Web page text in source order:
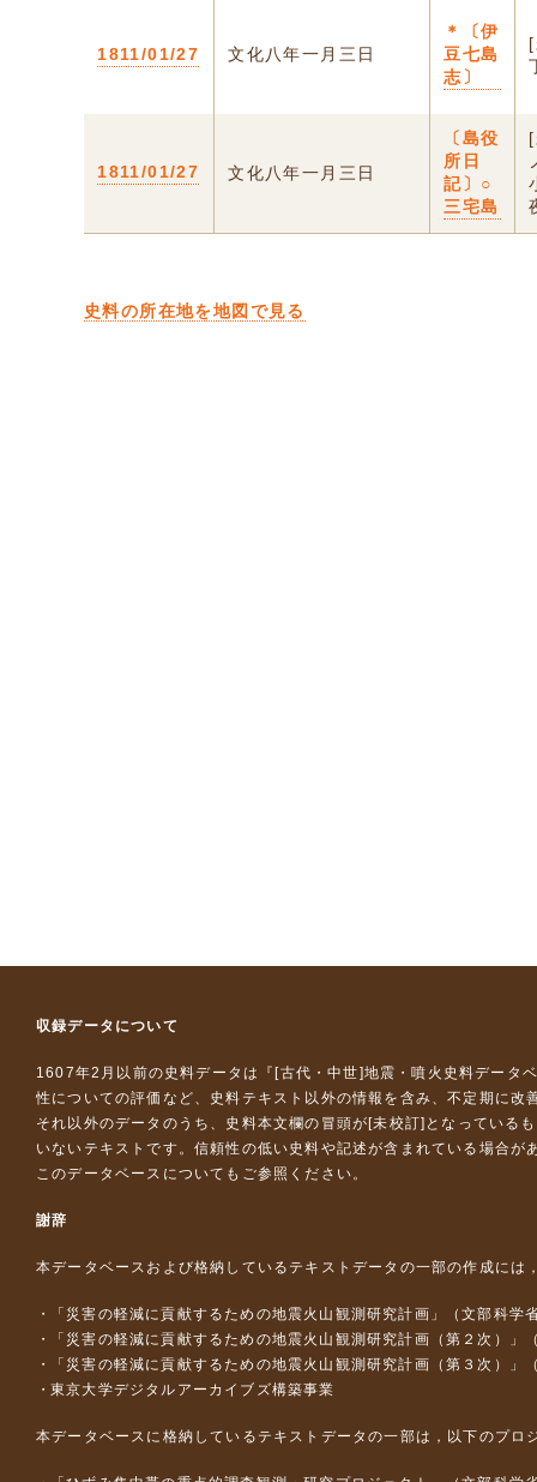
1811/01/27 文化八年一月三日
＊〔伊
豆七島
志〕
1811/01/27 文化八年一月三日
〔島役
所日
記〕○
三宅島
史料の所在地を地図で見る
収録データについて
1607年2月以前の史料データは『 [古代・中世]地震・噴火史料データ
性についての評価など、史料テキスト以外の情報を含み、不定期に改
それ以外のデータのうち、史料本文欄の冒頭が[未校訂]となっている
いないテキストです。信頼性の低い史料や記述が含まれている場合が
このデータベースについて もご参照ください。
謝辞
本データベースおよび格納しているテキストデータの一部の作成には
「災害の軽減に貢献するための地震火山観測研究計画」（文部科学
「災害の軽減に貢献するための地震火山観測研究計画（第２次）」
「災害の軽減に貢献するための地震火山観測研究計画（第３次）」
東京大学デジタルアーカイブズ構築事業
本データベースに格納しているテキストデータの一部は，以下のプロ